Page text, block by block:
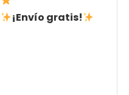
¡Envío gratis!